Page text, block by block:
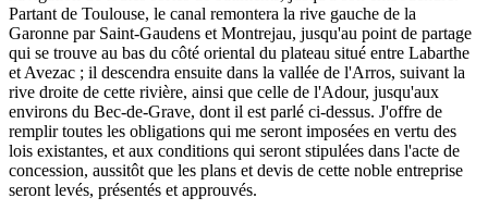
Partant de Toulouse, le canal remontera la rive gauche de la
Garonne par Saint-Gaudens et Montrejau, jusqu'au point de partage
qui se trouve au bas du côté oriental du plateau situé entre Labarthe
et Avezac ; il descendra ensuite dans la vallée de l'Arros, suivant la
rive droite de cette rivière, ainsi que celle de l'Adour, jusqu'aux
environs du Bec-de-Grave, dont il est parlé ci-dessus. J'offre de
remplir toutes les obligations qui me seront imposées en vertu des
lois existantes, et aux conditions qui seront stipulées dans l'acte de
concession, aussitôt que les plans et devis de cette noble entreprise
seront levés, présentés et approuvés.